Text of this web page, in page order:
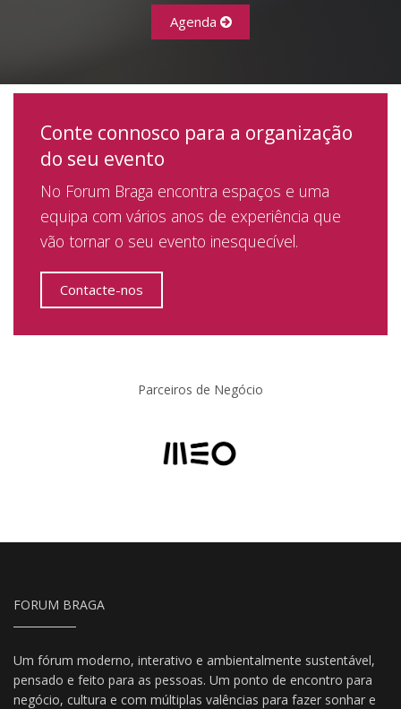
Agenda
Conte connosco para a organização
do seu evento
No Forum Braga encontra espaços e uma
equipa com vários anos de experiência que
vão tornar o seu evento inesquecível.
Contacte-nos
Parceiros de Negócio
FORUM BRAGA
Um fórum moderno, interativo e ambientalmente sustentável,
pensado e feito para as pessoas. Um ponto de encontro para
negócio, cultura e com múltiplas valências para fazer sonhar e